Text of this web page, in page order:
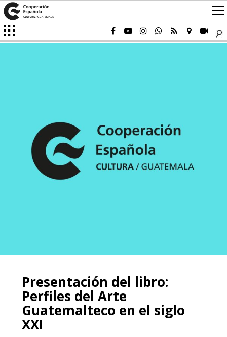
Presentación del libro:
Perfiles del Arte
Guatemalteco en el siglo
XXI